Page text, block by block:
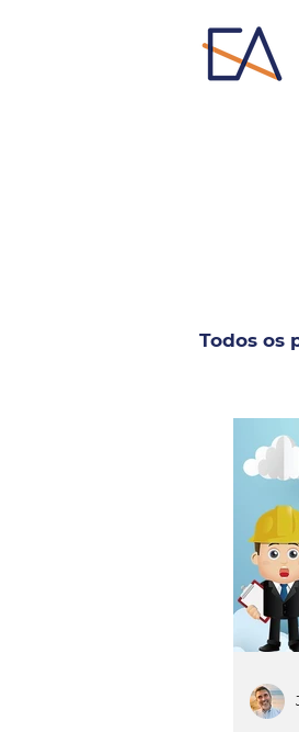
Todos os